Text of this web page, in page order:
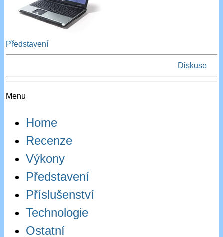
Představení
Diskuse
Menu
Home
Recenze
Výkony
Představení
Příslušenství
Technologie
Ostatní